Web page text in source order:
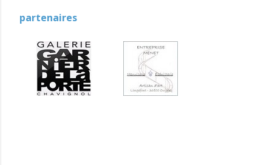
partenaires